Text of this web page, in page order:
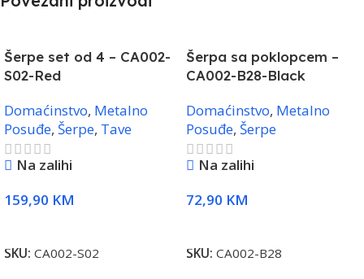
Šerpe set od 4 – CA002-
S02-Red
Domaćinstvo, Metalno
Posuđe, Šerpe, Tave
Na zalihi
159,90 KM
SKU: CA002-S02
Šerpa sa poklopcem –
CA002-B28-Black
Domaćinstvo, Metalno
Posuđe, Šerpe
Na zalihi
72,90 KM
SKU: CA002-B28